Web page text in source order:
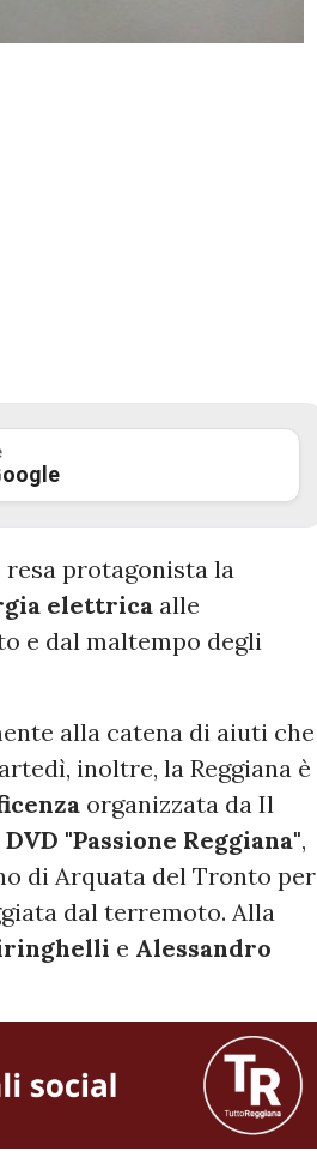
protagonista la
elettrica alle
e dal maltempo degli
alla catena di aiuti che
inoltre, la Reggiana è
organizzata da Il
DVD "Passione Reggiana",
di Arquata del Tronto per
dal terremoto. Alla
e Alessandro